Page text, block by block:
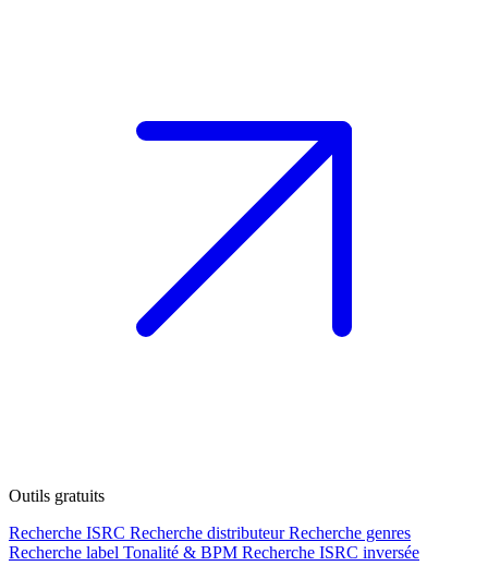
Outils gratuits
Recherche ISRC Recherche distributeur Recherche genres
Recherche label Tonalité & BPM Recherche ISRC inversée